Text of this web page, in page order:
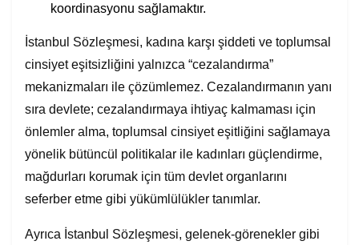
koordinasyonu sağlamaktır.
İstanbul Sözleşmesi, kadına karşı şiddeti ve toplumsal
cinsiyet eşitsizliğini yalnızca “cezalandırma”
mekanizmaları ile çözümlemez. Cezalandırmanın yanı
sıra devlete; cezalandırmaya ihtiyaç kalmaması için
önlemler alma, toplumsal cinsiyet eşitliğini sağlamaya
yönelik bütüncül politikalar ile kadınları güçlendirme,
mağdurları korumak için tüm devlet organlarını
seferber etme gibi yükümlülükler tanımlar.
Ayrıca İstanbul Sözleşmesi, gelenek-görenekler gibi